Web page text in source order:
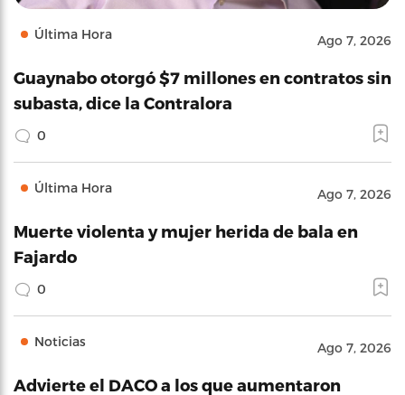
Última Hora Ago 7, 2026
Guaynabo otorgó $7 millones en contratos sin
subasta, dice la Contralora
0
Última Hora Ago 7, 2026
Muerte violenta y mujer herida de bala en
Fajardo
0
Noticias Ago 7, 2026
Advierte el DACO a los que aumentaron